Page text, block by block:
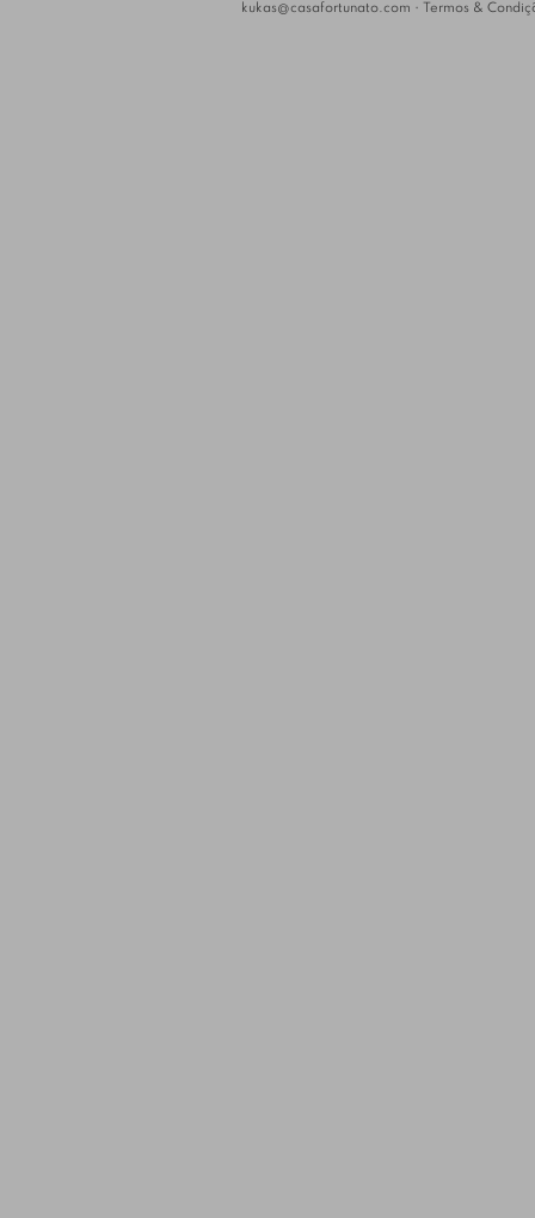
kukas@casafortunato.com • Termos &